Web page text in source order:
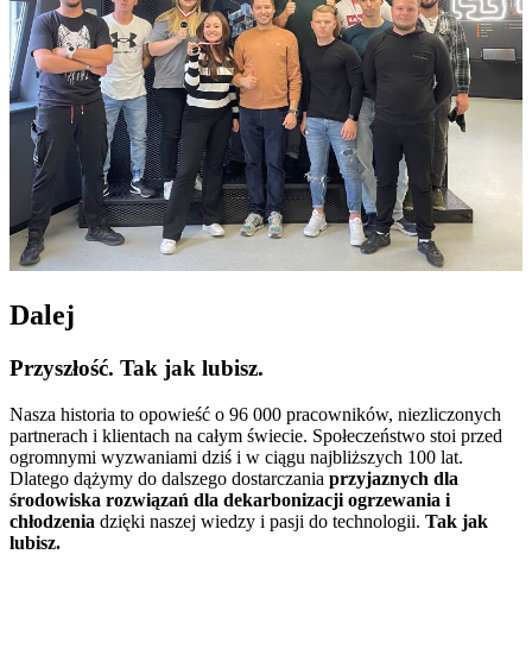
Dalej
Przyszłość. Tak jak lubisz.
Nasza historia to opowieść o 96 000 pracowników, niezliczonych
partnerach i klientach na całym świecie. Społeczeństwo stoi przed
ogromnymi wyzwaniami dziś i w ciągu najbliższych 100 lat.
Dlatego dążymy do dalszego dostarczania przyjaznych dla
środowiska rozwiązań dla dekarbonizacji ogrzewania i
chłodzenia dzięki naszej wiedzy i pasji do technologii. Tak jak
lubisz.